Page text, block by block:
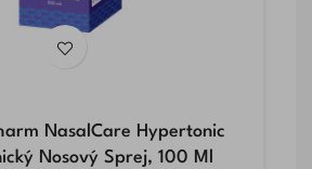
NasalCare Hypertonic
Nosový Sprej, 100 Ml